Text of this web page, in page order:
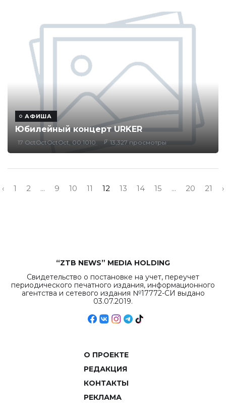
АФИША
Юбилейный концерт URKER
17 OctOctOctOct, 00:1010 13,327 просмотры
‹ 1 2 ... 9 10 11 12 13 14 15 ... 20 21 ›
“ZTB NEWS” MEDIA HOLDING
Свидетельство о постановке на учет, переучет
периодического печатного издания, информационного
агентства и сетевого издания №17772-СИ выдано
03.07.2019.
О ПРОЕКТЕ
РЕДАКЦИЯ
КОНТАКТЫ
РЕКЛАМА